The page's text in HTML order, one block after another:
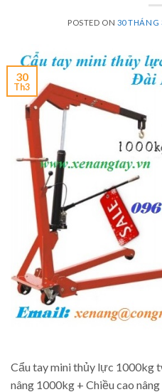
POSTED ON 30 THÁNG
30
Th3
Cẩu tay mini thủy lực 1000kg
nâng 1000kg + Chiều cao